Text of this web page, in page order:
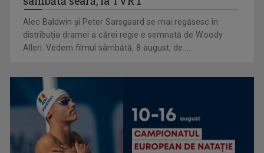
Un reper al cinematografiei mondiale, la TVR Cultural:
„Roma, oraș deschis”
Alec Baldwin şi Peter Sarsgaard se mai regăsesc în
distribuţia dramei a cărei regie e semnată de Woody
Allen. Vedem filmul sâmbătă, 8 august, de ...